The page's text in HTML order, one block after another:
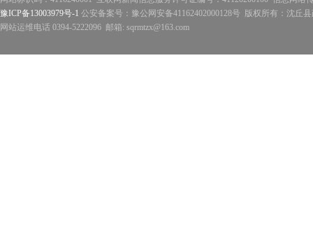
豫ICP备13003979号-1 公安备案号：豫公网安备41162402000128号 版权所有：沈丘
网站运维电话 0394-5222096 邮箱: sqrmtzx@163.com